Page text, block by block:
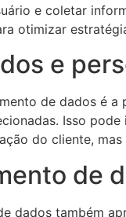
e coletar
otimizar
e
de dados é
Isso
do cliente,
de
dados também